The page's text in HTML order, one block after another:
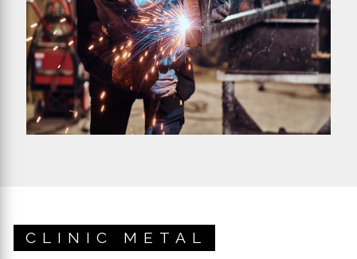
CLINIC METAL